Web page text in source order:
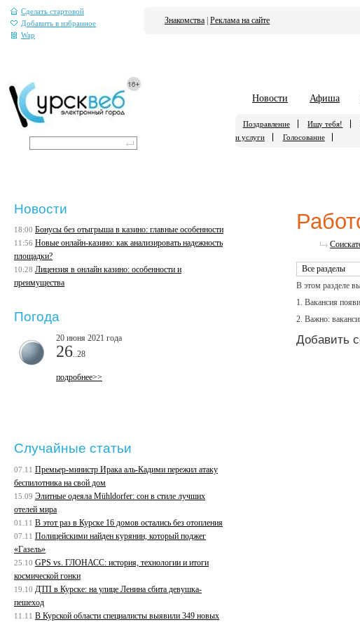
Сделать стартовой
Добавить в избранное
Wap
Знакомства Реклама на сайте
Новости Афиша
Поздравление Ищу тебя!
и услуги
Голосование
В этом разделе
1. Вакансия
2. Важно:
Добавить
Новости
18:00 Бонусы без отыгрыша в казино: главные особенности
11:56 Новые онлайн-казино: как анализировать надежность
площадки?
10:28 Лицензия в онлайн казино: особенности и
преимущества
Погода
20 июня 2021 года
26 ..28
подробнее>>
Случайные статьи
07.11 Премьер-министр Ирака аль-Кадими пережил атаку
беспилотника на свой дом
15.09 Элитные одеяла Mühldorfer: сон в стиле лучших
отелей мира
01.11 В этот раз в Курске 16 домов остались без отопления
07.11 Полицейскими найден курянин, который поджег
«Газель»
25.10 GPS vs. ГЛОНАСС: история, технологии и итоги
космической гонки
19.10 ДТП в Курске: на улице Ленина сбита девушка-
пешеход
11.11 В Курской области специалисты выявили 349 новых